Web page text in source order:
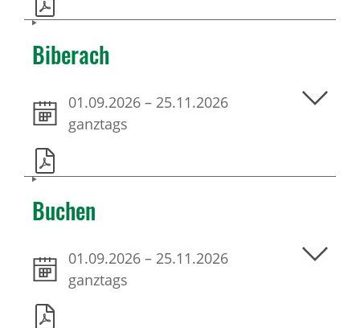
Biberach
01.09.2026 – 25.11.2026
ganztags
Buchen
01.09.2026 – 25.11.2026
ganztags